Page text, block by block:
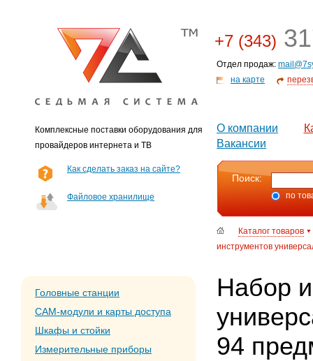
Комплексные поставки оборудования для
провайдеров интернета и ТВ
+7 (343)
Отдел продаж:
на карте
О компании
Вакансии
Как сделать заказ на сайте?
Файловое хранилище
Поиск:
по
Каталог товаров
инструментов
Головные станции
CAM-модули и карты доступа
Шкафы и стойки
Измерительные приборы
Набор
94